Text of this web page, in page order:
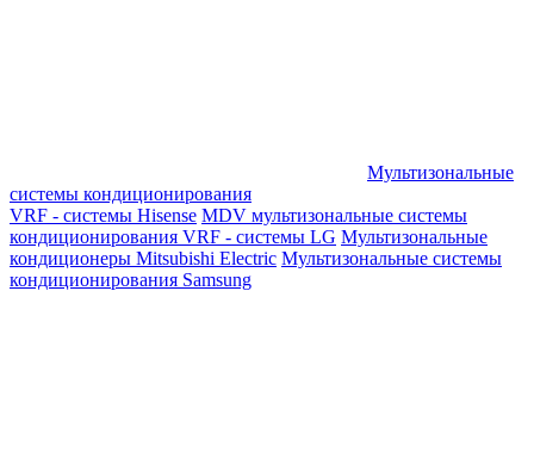
Мультизональные
системы кондиционирования
VRF - системы Hisense MDV мультизональные системы
кондиционирования VRF - системы LG Мультизональные
кондиционеры Mitsubishi Electric Мультизональные системы
кондиционирования Samsung